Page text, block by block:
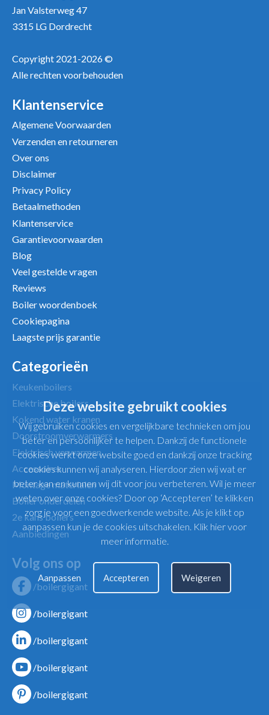
Uw beoordeling
Jan Valsterweg 47
3315 LG Dordrecht
Copyright 2021-2026 ©
Alle rechten voorbehouden
Klantenservice
Algemene Voorwaarden
Verzenden en retourneren
Over ons
Disclaimer
Privacy Policy
Betaalmethoden
Klantenservice
Garantievoorwaarden
Blog
Veel gestelde vragen
Reviews
Boiler woordenboek
Cookiepagina
Laagste prijs garantie
Categorieën
Keukenboilers
Elektrische boilers
Kokend water kranen
Doorstroomverwarmers
Elektrisch verwarmen
Accessoires
Montage materialen
Boiler onderdelen
2e kans boilers
Aanbiedingen
Volg ons op
/boilergigant
/boilergigant
/boilergigant
/boilergigant
/boilergigant
Deze website gebruikt cookies
Wij gebruiken cookies en vergelijkbare technieken om jou
beter en persoonlijker te helpen. Dankzij de functionele
cookies werkt onze website goed en dankzij onze tracking
cookies kunnen wij analyseren. Hierdoor zien wij wat er
beter kan en kunnen wij dit voor jou verbeteren. Wil je meer
weten over onze cookies? Door op ‘Accepteren’ te klikken
zorg je voor een goedwerkende website. Als je klikt op
aanpassen kun je de cookies uitschakelen. Klik hier voor
meer informatie.
Aanpassen Accepteren Weigeren